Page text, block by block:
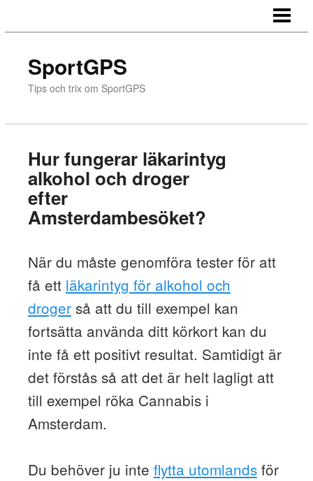
FLYTTA UTOMLANDS
BLOGGEN
SportGPS
Tips och trix om SportGPS
Hur fungerar läkarintyg
alkohol och droger
efter
Amsterdambesöket?
När du måste genomföra tester för att
få ett läkarintyg för alkohol och
drogerså att du till exempel kan
fortsätta använda ditt körkort kan du
inte få ett positivt resultat. Samtidigt är
det förstås så att det är helt lagligt att
till exempel röka Cannabis i
Amsterdam.
Du behöver ju inte flytta utomlandsför